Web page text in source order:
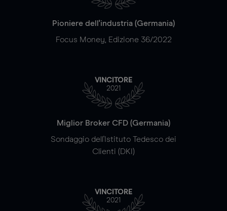
Pioniere dell'industria (Germania)
Focus Money, Edizione 36/2022
VINCITORE
2021
Miglior Broker CFD (Germania)
Sondaggio dell'Istituto Tedesco dei
Clienti (DKI)
VINCITORE
2021